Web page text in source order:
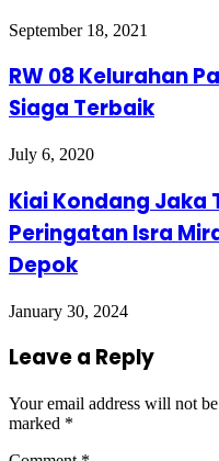
September 18, 2021
RW 08 Kelurahan
Siaga Terbaik
July 6, 2020
Kiai Kondang Jaka
Peringatan Isra
Depok
January 30, 2024
Leave a Reply
Your email address will not
marked *